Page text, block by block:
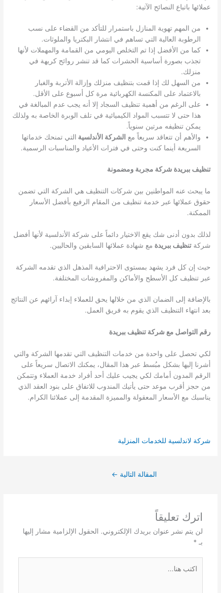
عملائها باتباع النصائح الآتية:
من المهم تهوية المنازل باستمرار للتأكد من القضاء على نسب
الرطوبة العالية التي تساهم في انتشار البكتريا والملوثات.
كما من الأفضل إذا تم التخلص اليومي من القمامة والمهملات لأنها
تجذب بصورة أساسية الحشرات كما قد تنشر روائح كريهة في
منزلك.
من السهل لك إذا قمت بتنظيف منزلك وإزالة الأتربة والغبار
بالاعتماد على المكنسة الكهربائية مرة كل أسبوع على الأقل.
على الرغم من أهمية تنظيف السجاد إلا أنه يجب عدم المبالغة في
هذا حتى لا تتسبب المواد الكيميائية في تلف الوبرة الخاصة به ولذلك
يمكن تنظيفه مرتين سنوياً.
والأهم أن تتعاقد سريعاً مع الشركة الأندلسية التي تمنحك خدماتها
السريعة أينما كنت وحتى في فترات الأعياد والمناسبات الرسمية.
تنظيف ببريدة شركة مجربة ومضمونة
ما يبحث عنه المواطنين بين شركات التنظيف هي الشركة التي تضمن
حقوق عملائها عبر خدمة تنظيف من المقام الرفيع بأفضل الأسعار
الممكنة.
لذلك بدون أدنى شك يقع الاختيار دائماً على شركة الأندلسية لأنها أفضل
شركةتنظيف ببريدة مع شهادة عملائها السابقين والحاليين.
حيث إن كل فرد يشهد بمستوى الاحترافية المذهل الذي تقدمه الشركة
عبر تنظيف كل الأسطح والأماكن والمفروشات المختلفة.
بالإضافة إلى الضمان الذي من خلالها يحق للعملاء إبداء آرائهم عن النتائج
بعد انتهاء التنظيف الذي يقوم به فريق العمل.
رقم التواصل مع شركةتنظيف ببريدة
لكي تحصل على واحدة من خدمات التنظيف التي تقدمها الشركة والتي
أشرنا إليها بشكل مبُسط عبر هذا المقال، يمكنك الاتصال سريعاً على
الرقم المدون أمامك لكي يجيب عليك أحد أفراد خدمة العملاء وتتمكن
من حجز أقرب موعد حتى يأتيك المندوب للاتفاق على بنود العقد الذي
يناسبك مع الأسعار المعقولة والمميزة المقدمة إلى عملائنا الكرام.
شركة لاندلسية للخدمات المنزلية
المقالة التالية ←
اترك تعليقاً
لن يتم نشر عنوان بريدك الإلكتروني. الحقول الإلزامية مشار إليها
بـ *
هنا...